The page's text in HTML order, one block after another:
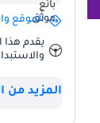
الموقع
يقدم هذا
المزيد من
المستعملة
التي يبحث
على رونقه وقيمته